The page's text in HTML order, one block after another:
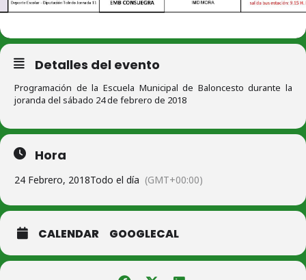
Detalles del evento
Programación de la Escuela Municipal de Baloncesto durante la
joranda del sábado 24 de febrero de 2018
Hora
24 Febrero, 2018Todo el día (GMT+00:00)
CALENDAR GOOGLECAL